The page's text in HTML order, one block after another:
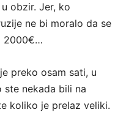
obzir. Jer, ko
ne bi moralo da se
2000€…
preko osam sati, u
ste nekada bili na
koliko je prelaz veliki.